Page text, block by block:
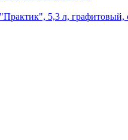
5,3 л, графитовый,